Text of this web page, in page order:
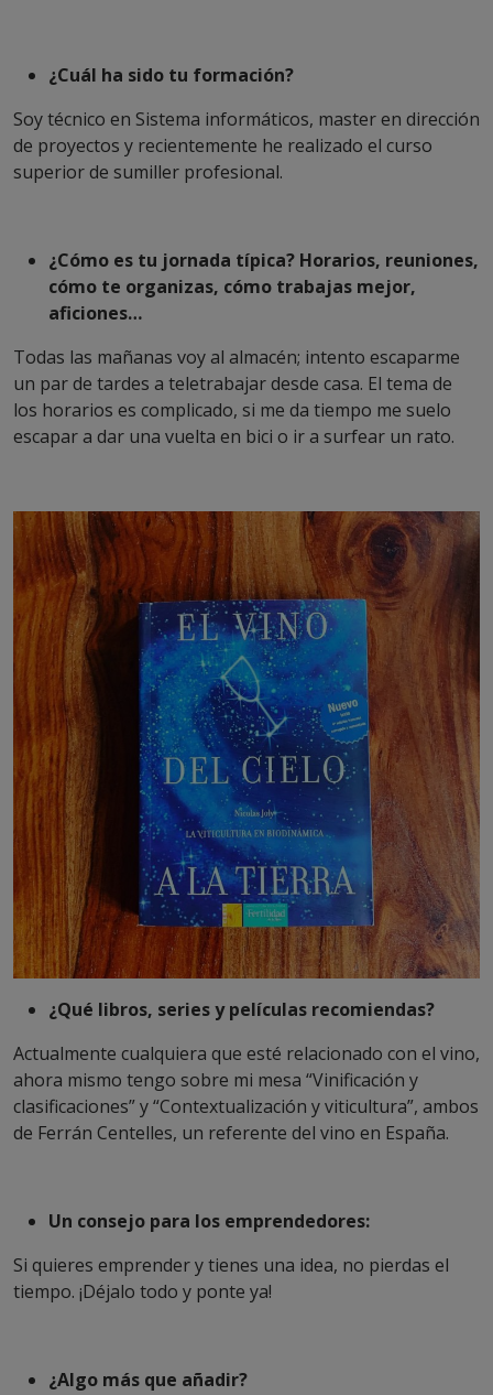
¿Cuál ha sido tu formación?
Soy técnico en Sistema informáticos, master en dirección
de proyectos y recientemente he realizado el curso
superior de sumiller profesional.
¿Cómo es tu jornada típica? Horarios, reuniones,
cómo te organizas, cómo trabajas mejor,
aficiones…
Todas las mañanas voy al almacén; intento escaparme
un par de tardes a teletrabajar desde casa. El tema de
los horarios es complicado, si me da tiempo me suelo
escapar a dar una vuelta en bici o ir a surfear un rato.
¿Qué libros, series y películas recomiendas?
Actualmente cualquiera que esté relacionado con el vino,
ahora mismo tengo sobre mi mesa “Vinificación y
clasificaciones” y “Contextualización y viticultura”, ambos
de Ferrán Centelles, un referente del vino en España.
Un consejo para los emprendedores:
Si quieres emprender y tienes una idea, no pierdas el
tiempo. ¡Déjalo todo y ponte ya!
¿Algo más que añadir?